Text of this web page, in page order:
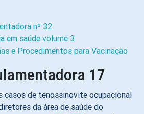
nº 32
em saúde volume 3
e Procedimentos para Vacinação
17
casos de tenossinovite ocupacional
da área de saúde do